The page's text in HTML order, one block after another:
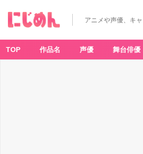
アニメや声優、キ
TOP 作品名 声優 舞台俳優